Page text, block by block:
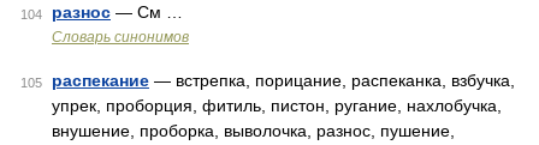
104 разнос — См …
Словарь синонимов
105 распекание — встрепка, порицание, распеканка, взбучка,
упрек, проборция, фитиль, пистон, ругание, нахлобучка,
внушение, проборка, выволочка, разнос, пушение,